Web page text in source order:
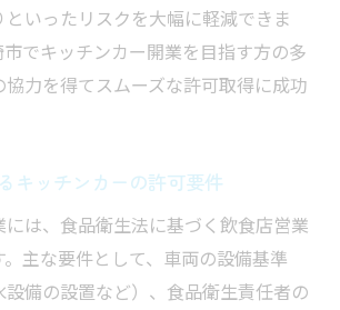
いったリスクを大幅に軽減できま
でキッチンカー開業を目指す方の多
協力を得てスムーズな許可取得に成功
キッチンカーの許可要件
には、食品衛生法に基づく飲食店営業
主な要件として、車両の設備基準
設備の設置など）、食品衛生責任者の